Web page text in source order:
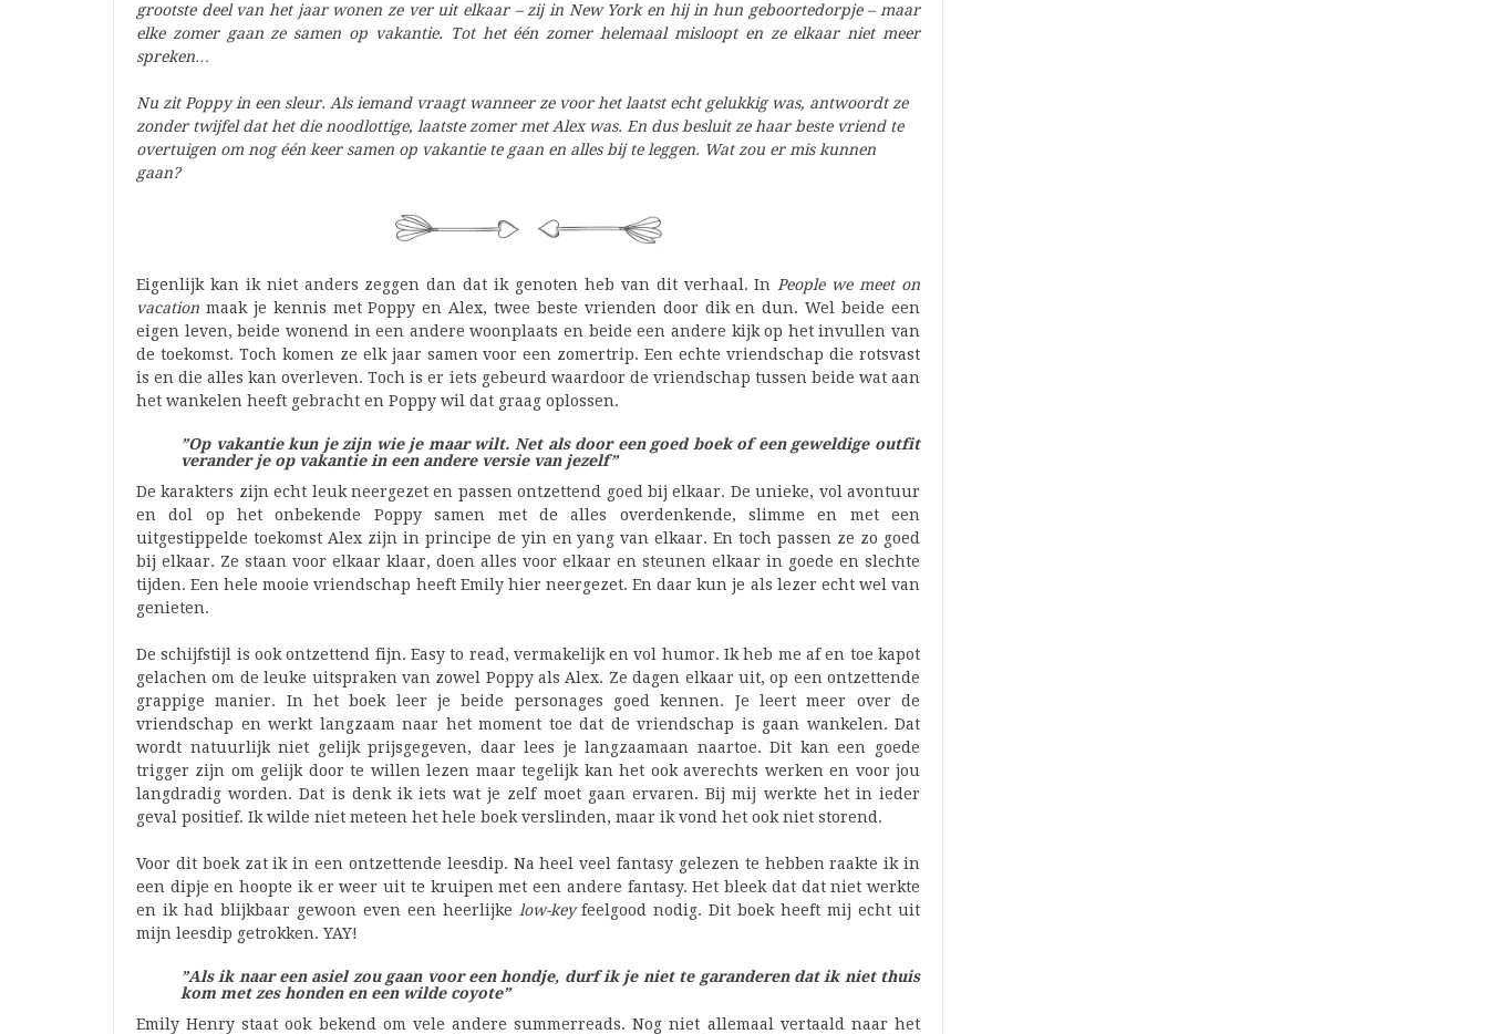
grootste deel van het jaar wonen ze ver uit elkaar – zij in New York en hij in hun geboortedorpje – maar
elke zomer gaan ze samen op vakantie. Tot het één zomer helemaal misloopt en ze elkaar niet meer
spreken…
Nu zit Poppy in een sleur. Als iemand vraagt wanneer ze voor het laatst echt gelukkig was, antwoordt ze
zonder twijfel dat het die noodlottige, laatste zomer met Alex was. En dus besluit ze haar beste vriend te
overtuigen om nog één keer samen op vakantie te gaan en alles bij te leggen. Wat zou er mis kunnen
gaan?
Eigenlijk kan ik niet anders zeggen dan dat ik genoten heb van dit verhaal. In People we meet on
vacation maak je kennis met Poppy en Alex, twee beste vrienden door dik en dun. Wel beide een
eigen leven, beide wonend in een andere woonplaats en beide een andere kijk op het invullen van
de toekomst. Toch komen ze elk jaar samen voor een zomertrip. Een echte vriendschap die rotsvast
is en die alles kan overleven. Toch is er iets gebeurd waardoor de vriendschap tussen beide wat aan
het wankelen heeft gebracht en Poppy wil dat graag oplossen.
”Op vakantie kun je zijn wie je maar wilt. Net als door een goed boek of een geweldige outfit
verander je op vakantie in een andere versie van jezelf”
De karakters zijn echt leuk neergezet en passen ontzettend goed bij elkaar. De unieke, vol avontuur
en dol op het onbekende Poppy samen met de alles overdenkende, slimme en met een
uitgestippelde toekomst Alex zijn in principe de yin en yang van elkaar. En toch passen ze zo goed
bij elkaar. Ze staan voor elkaar klaar, doen alles voor elkaar en steunen elkaar in goede en slechte
tijden. Een hele mooie vriendschap heeft Emily hier neergezet. En daar kun je als lezer echt wel van
genieten.
De schijfstijl is ook ontzettend fijn. Easy to read, vermakelijk en vol humor. Ik heb me af en toe kapot
gelachen om de leuke uitspraken van zowel Poppy als Alex. Ze dagen elkaar uit, op een ontzettende
grappige manier. In het boek leer je beide personages goed kennen. Je leert meer over de
vriendschap en werkt langzaam naar het moment toe dat de vriendschap is gaan wankelen. Dat
wordt natuurlijk niet gelijk prijsgegeven, daar lees je langzaamaan naartoe. Dit kan een goede
trigger zijn om gelijk door te willen lezen maar tegelijk kan het ook averechts werken en voor jou
langdradig worden. Dat is denk ik iets wat je zelf moet gaan ervaren. Bij mij werkte het in ieder
geval positief. Ik wilde niet meteen het hele boek verslinden, maar ik vond het ook niet storend.
Voor dit boek zat ik in een ontzettende leesdip. Na heel veel fantasy gelezen te hebben raakte ik in
een dipje en hoopte ik er weer uit te kruipen met een andere fantasy. Het bleek dat dat niet werkte
en ik had blijkbaar gewoon even een heerlijke low-keyfeelgood nodig. Dit boek heeft mij echt uit
mijn leesdip getrokken. YAY!
”Als ik naar een asiel zou gaan voor een hondje, durf ik je niet te garanderen dat ik niet thuis
kom met zes honden en een wilde coyote”
Emily Henry staat ook bekend om vele andere summerreads. Nog niet allemaal vertaald naar het